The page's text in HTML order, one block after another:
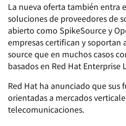
La nueva oferta también entra
soluciones de proveedores de
abierto como SpikeSource y
empresas certifican y soportan
source que en muchos casos
basados en Red Hat Enterprise
Red Hat ha anunciado que sus
orientadas a mercados
telecomunicaciones.